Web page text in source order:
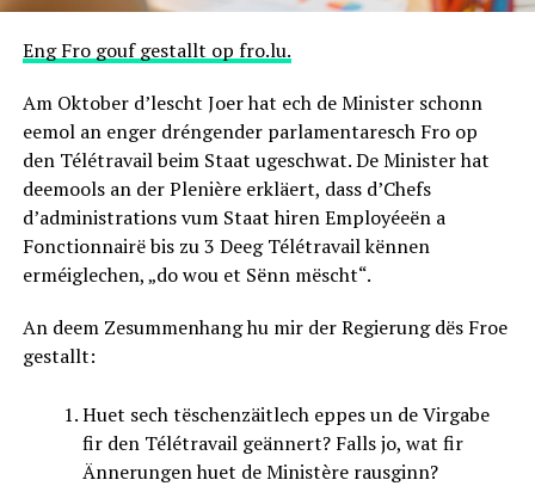
Eng Fro gouf gestallt op fro.lu.
Am Oktober d’lescht Joer hat ech de Minister schonn
eemol an enger dréngender parlamentaresch Fro op
den Télétravail beim Staat ugeschwat. De Minister hat
deemools an der Plenière erkläert, dass d’Chefs
d’administrations vum Staat hiren Employéeën a
Fonctionnairë bis zu 3 Deeg Télétravail kënnen
erméiglechen, „do wou et Sënn mëscht“.
An deem Zesummenhang hu mir der Regierung dës Froe
gestallt:
Huet sech tëschenzäitlech eppes un de Virgabe
fir den Télétravail geännert? Falls jo, wat fir
Ännerungen huet de Ministère rausginn?